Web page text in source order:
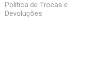
Política de Trocas e
Devoluções